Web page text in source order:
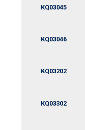
KQ03045
KQ03046
KQ03202
KQ03302